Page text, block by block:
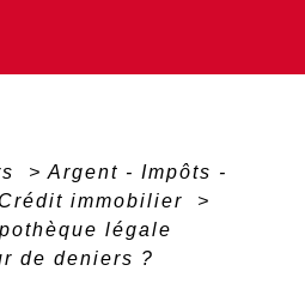
> Argent - Impôts -
Crédit immobilier
>
légale
de deniers ?